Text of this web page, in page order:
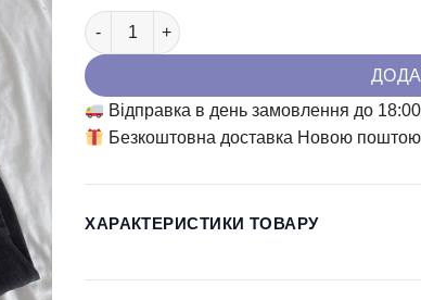
Джинси Skater Mire кількість
Відправка в день замовлення до 18:00
Безкоштовна доставка Новою поштою
ХАРАКТЕРИСТИКИ ТОВАРУ